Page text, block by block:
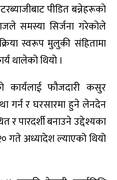
अगुवाहरुलाई पोषण
सभामा विनियोजन
समूहगत छलफल सम्पन्न,
बजेटमाथि सांसदहरूको
माया, मनसँगको सम्बन्ध,
धड्कन बनेका डा.डक्टप्रसाद
पीडित बन्नेहरूको
समस्या सिर्जना गरेकोले
स्वरूप मुलुकी संहितामा
थालेको थियो ।
फौजदारी कसुर
गर्न र घरसारमा हुने लेनदेन
र पारदर्शी बनाउने उद्देश्यका
अध्यादेश ल्याएको थियो